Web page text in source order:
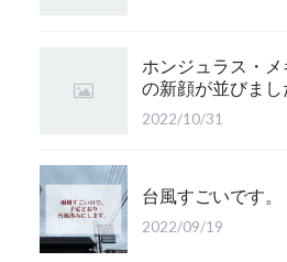
ホンジュラス・
の新顔が並びまし
2022/10/31
台風すごいです。
2022/09/19